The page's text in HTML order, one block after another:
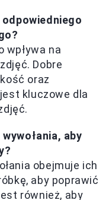
wpływa na
Dobre
oraz
kluczowe dla
aby
obejmuje ich
aby poprawić
również, aby